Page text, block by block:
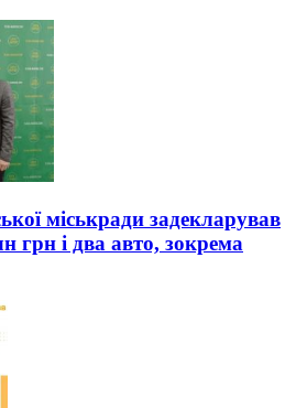
міськради задекларував
грн і два авто, зокрема